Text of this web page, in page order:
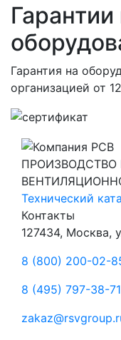
Гарантии
Гарантия на
организацией от
Технический
Контакты
127434, Москва,
8 (800) 200-02-
8 (495) 797-38-71